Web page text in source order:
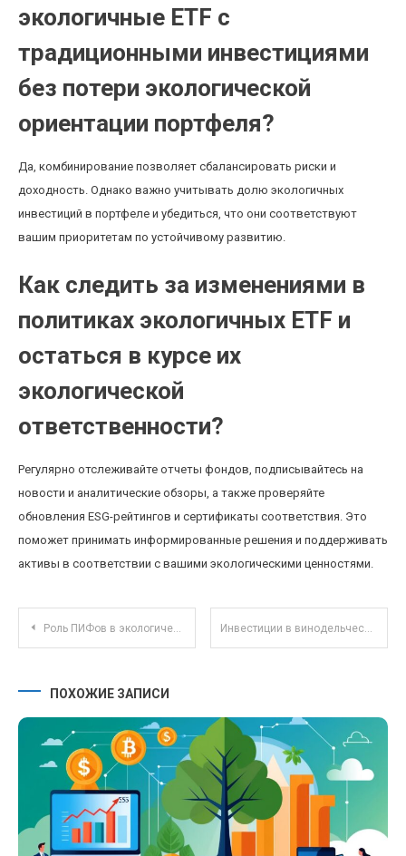
экологичные ETF с
традиционными инвестициями
без потери экологической
ориентации портфеля?
Да, комбинирование позволяет сбалансировать риски и
доходность. Однако важно учитывать долю экологичных
инвестиций в портфеле и убедиться, что они соответствуют
вашим приоритетам по устойчивому развитию.
Как следить за изменениями в
политиках экологичных ETF и
остаться в курсе их
экологической
ответственности?
Регулярно отслеживайте отчеты фондов, подписывайтесь на
новости и аналитические обзоры, а также проверяйте
обновления ESG-рейтингов и сертификаты соответствия. Это
поможет принимать информированные решения и поддерживать
активы в соответствии с вашими экологическими ценностями.
Навигация по записям
Роль ПИФов в экологических инвестициях: тенденции и перспективы устойчивого развития Инвестиции в винодельческие хозяйства как устойчивый пассивный доход и альтернативный актив
ПОХОЖИЕ ЗАПИСИ